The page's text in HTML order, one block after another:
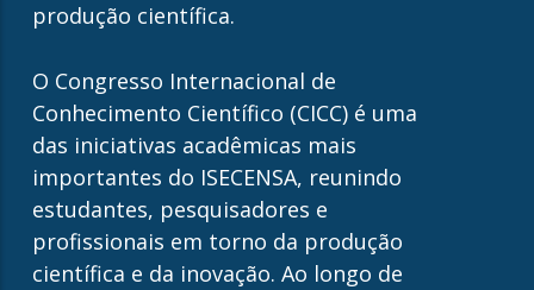
produção científica.
O Congresso Internacional de
Conhecimento Científico (CICC) é uma
das iniciativas acadêmicas mais
importantes do ISECENSA, reunindo
estudantes, pesquisadores e
profissionais em torno da produção
científica e da inovação. Ao longo de